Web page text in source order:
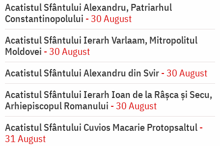
Acatistul Sfântului Alexandru, Patriarhul
Constantinopolului - 30 August
Acatistul Sfântului Ierarh Varlaam, Mitropolitul
Moldovei - 30 August
Acatistul Sfântului Alexandru din Svir- 30 August
Acatistul Sfântului Ierarh Ioan de la Râşca şi Secu,
Arhiepiscopul Romanului - 30 August
Acatistul Sfântului Cuvios Macarie Protopsaltul-
31 August